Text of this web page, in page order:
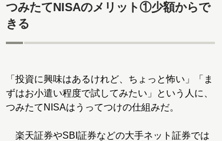
つみたてNISAのメリット①少額からで
きる
「投資に興味はあるけれど、ちょっと怖い」「ま
ずはお小遣い程度で試してみたい」という人に、
つみたてNISAはうってつけの仕組みだ。
楽天証券やSBI証券などの大手ネット証券では